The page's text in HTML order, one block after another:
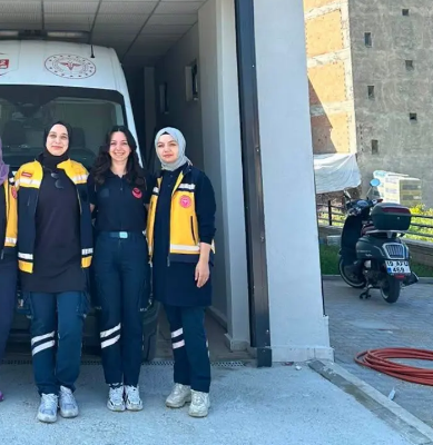
Kütahya
Malatya
Manisa
Kahramanmaraş
Mardin
Muğla
Nevşehir
Niğde
Ordu